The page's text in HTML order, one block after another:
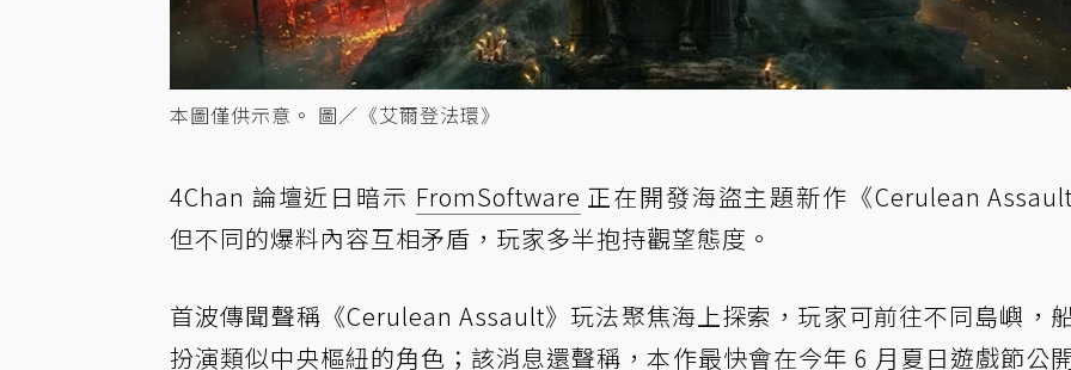
本圖僅供示意。 圖／《艾爾登法環》
4Chan 論壇近日暗示 FromSoftware 正在開發海盜主題新作《Cerulean
但不同的爆料內容互相矛盾，玩家多半抱持觀望態度。
首波傳聞聲稱《Cerulean Assault》玩法聚焦海上探索，玩家可前往不同島嶼，
扮演類似中央樞紐的角色；該消息還聲稱，本作最快會在今年 6 月夏日遊戲節公